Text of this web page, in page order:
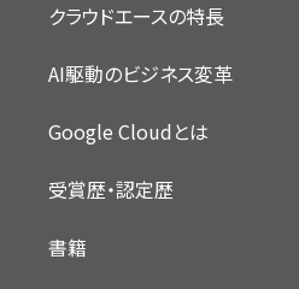
クラウドエースの特長
AI駆動のビジネス変革
Google Cloudとは
受賞歴・認定歴
書籍